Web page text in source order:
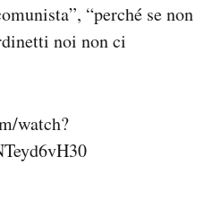
“perché se non
noi non ci
watch?